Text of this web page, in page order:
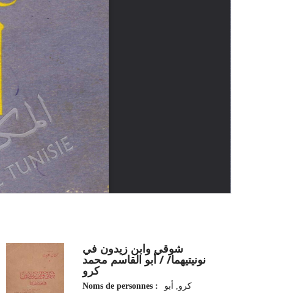
شوقي وابن زيدون في
نونيتيهما/ / أبو القاسم محمد
كرو
Noms de personnes :
كرو, أبو